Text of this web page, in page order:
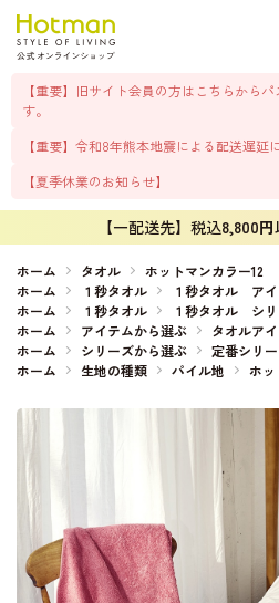
【重要】旧サイト会員の方はこちらから
す。
【重要】令和8年熊本地震による配送遅延
【夏季休業のお知らせ】
【一配送先】税込8,800円
ホーム タオル
ホットマンカラー12
ホーム
１秒タオル １秒タオル ア
ホーム
１秒タオル １秒タオル シ
ホーム
アイテムから選ぶ タオルア
ホーム
シリーズから選ぶ 定番シリ
ホーム
生地の種類 パイル地 ホッ